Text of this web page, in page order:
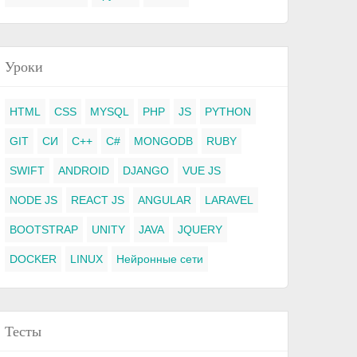
Уроки
HTML CSS MYSQL PHP JS PYTHON
GIT СИ C++ C# MONGODB RUBY
SWIFT ANDROID DJANGO VUE JS
NODE JS REACT JS ANGULAR LARAVEL
BOOTSTRAP UNITY JAVA JQUERY
DOCKER LINUX Нейронные сети
Тесты